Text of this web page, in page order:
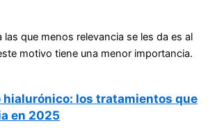
las que menos relevancia se les da es al
motivo tiene una menor importancia.
hialurónico: los tratamientos que
en 2025